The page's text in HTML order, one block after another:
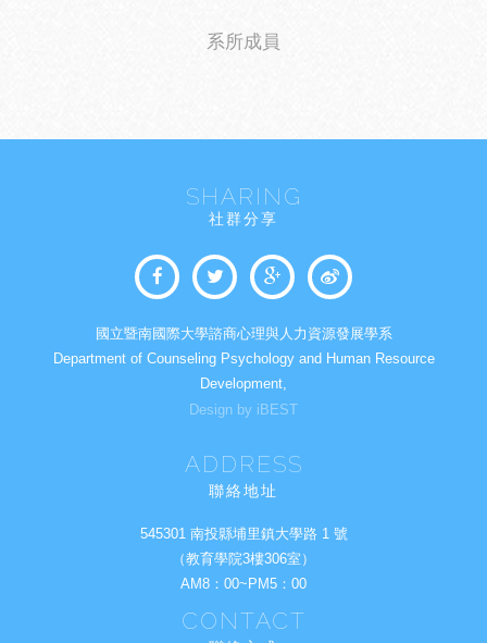
系所成員
SHARING
社群分享
國立暨南國際大學諮商心理與人力資源發展學系
Department of Counseling Psychology and Human Resource
Development,
Design by iBEST
ADDRESS
聯絡地址
545301 南投縣埔里鎮大學路 1 號
（教育學院3樓306室）
AM8：00~PM5：00
CONTACT